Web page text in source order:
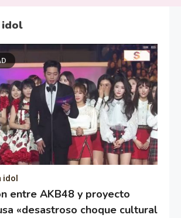
idol
idol
entre AKB48 y proyecto
«desastroso choque cultural